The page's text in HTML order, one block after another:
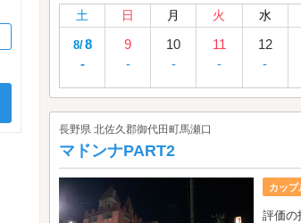
土
日 月 火 水
8/8
-
9
-
10
-
11
-
12
-
長野県 北佐久郡御代田町馬瀬口
マドンナPART2
カップ
評価の